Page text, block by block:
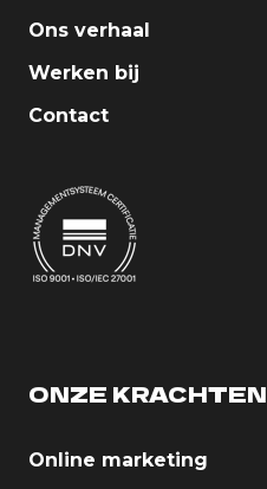
Ons verhaal
Werken bij
Contact
ONZE KRACHTEN
Online marketing